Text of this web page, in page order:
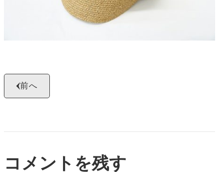
0120-29-5302
受付時間9:00〜18:00（年中無休※年末年始は除く）
前へ
コメントを残す